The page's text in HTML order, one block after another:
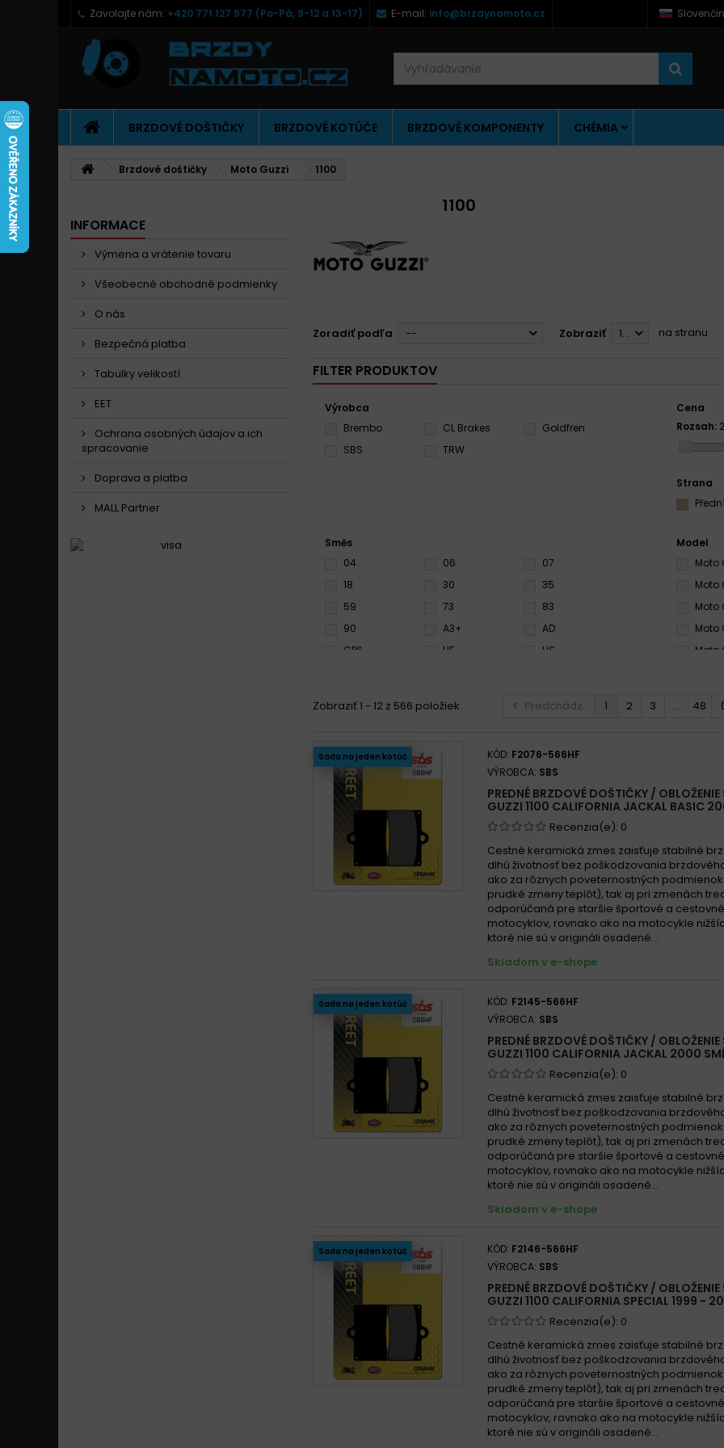
Zavolajte nám: +420 771 127 977 (Po-Pá, 9-12 a 13-17) E-mail: info@brzdynamoto.cz
BRZDOVÉ DOŠTIČKY BRZDOVÉ KOTÚČE BRZDOVÉ KOMPONENTY CHÉMIA
Brzdové doštičky Moto Guzzi 1100
INFORMACE
Výmena a vrátenie tovaru
Všeobecné obchodné podmienky
O nás
Bezpečná platba
Tabulky velikostí
EET
Ochrana osobných údajov a ich
spracovanie
Doprava a platba
MALL Partner
1100
Zoradiť podľa -- Zobraziť 12 na stranu
FILTER PRODUKTOV
Výrobca
Brembo
CL Brakes
Goldfren
SBS
TRW
Cena
Rozsah:
Strana
Přední
Směs
04
06
07
18
30
35
59
73
83
90
A3+
AD
GP6
HF
HS
SRT
SX
TT
Model
Moto
Moto
Moto
Moto
Moto
Moto
Moto
Moto
Moto
Moto
Moto
Moto
Moto
Moto
Moto
Moto
Moto
Moto
Moto
Moto
Moto
Predchádz. 1 2 3 ... 48
Zobraziť 1 - 12 z 566 položiek
Sada na jeden kotúč KÓD: F2076-566HF
VÝROBCA: SBS
PREDNÉ BRZDOVÉ DOŠTIČKY /
GUZZI 1100 CALIFORNIA JACKAL BASIC
Recenzia(e): 0
Cestné keramická zmes zaisťuje stabilné
dlhú životnosť bez poškodzovania
ako za rôznych poveternostných
prudké zmeny teplôt), tak aj pri zmenách
odporúčaná pre staršie športové a
motocyklov, rovnako ako na motocykle
ktoré nie sú v origináli osadené...
Skladom v e-shope
Sada na jeden kotúč KÓD: F2145-566HF
VÝROBCA: SBS
PREDNÉ BRZDOVÉ DOŠTIČKY /
GUZZI 1100 CALIFORNIA JACKAL 2000
Recenzia(e): 0
Cestné keramická zmes zaisťuje stabilné
dlhú životnosť bez poškodzovania
ako za rôznych poveternostných
prudké zmeny teplôt), tak aj pri zmenách
odporúčaná pre staršie športové a
motocyklov, rovnako ako na motocykle
ktoré nie sú v origináli osadené...
Skladom v e-shope
Sada na jeden kotúč KÓD: F2146-566HF
VÝROBCA: SBS
PREDNÉ BRZDOVÉ DOŠTIČKY /
GUZZI 1100 CALIFORNIA SPECIAL 1999 -
Recenzia(e): 0
Cestné keramická zmes zaisťuje stabilné
dlhú životnosť bez poškodzovania
ako za rôznych poveternostných
prudké zmeny teplôt), tak aj pri zmenách
odporúčaná pre staršie športové a
motocyklov, rovnako ako na motocykle
ktoré nie sú v origináli osadené...